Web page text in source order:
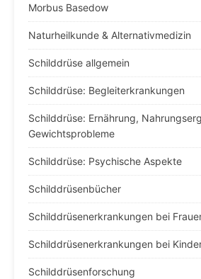
Morbus Basedow
Naturheilkunde & Alternativmedizin
Schilddrüse allgemein
Schilddrüse: Begleiterkrankungen
Schilddrüse: Ernährung,
Gewichtsprobleme
Schilddrüse: Psychische Aspekte
Schilddrüsenbücher
Schilddrüsenerkrankungen bei
Schilddrüsenerkrankungen bei
Schilddrüsenforschung